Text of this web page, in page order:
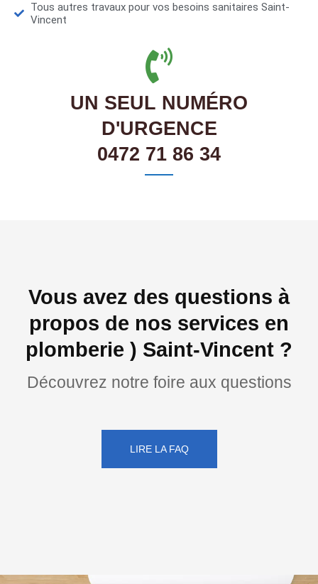
Tous autres travaux pour vos besoins sanitaires Saint-
Vincent
UN SEUL NUMÉRO
D'URGENCE
0472 71 86 34
Vous avez des questions à
propos de nos services en
plomberie ) Saint-Vincent ?
Découvrez notre foire aux questions
LIRE LA FAQ